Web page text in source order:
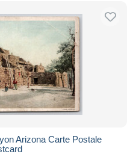
Arizona Carte Postale